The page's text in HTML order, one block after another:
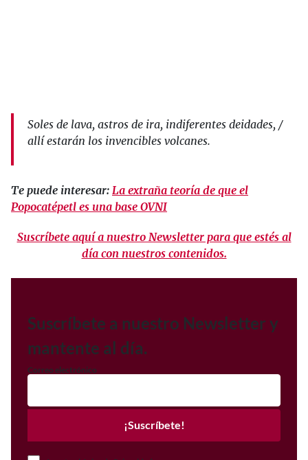
Soles de lava, astros de ira, indiferentes deidades, /
allí estarán los invencibles volcanes.
Te puede interesar: La extraña teoría de que el
Popocatépetl es una base OVNI
Suscríbete aquí a nuestro Newsletter para que estés al
día con nuestros contenidos.
Suscríbete a nuestro Newsletter y
mantente al día.
Correo electrónico
¡Suscríbete!